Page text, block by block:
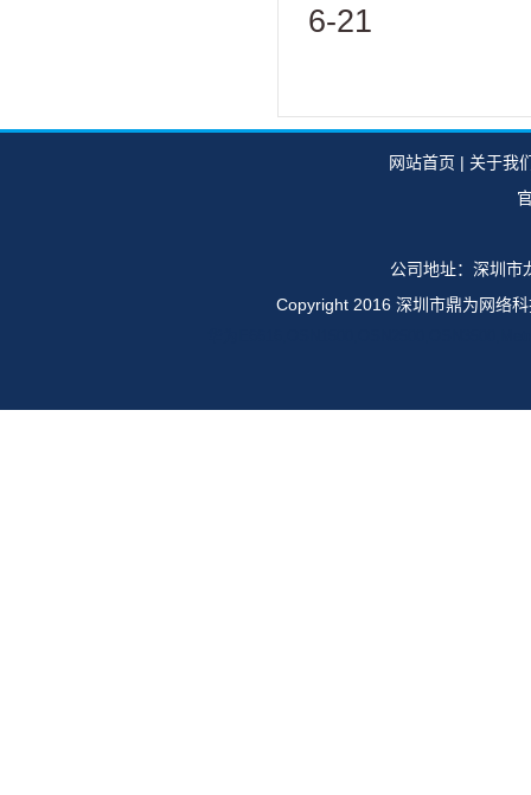
6-21
网站首页 | 关于我
公司地址：深圳市
Copyright 2016 深圳市鼎为网络